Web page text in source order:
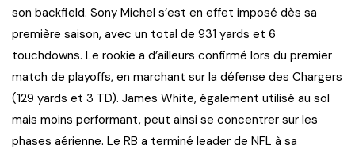
son backfield. Sony Michel s’est en effet imposé dès sa
première saison, avec un total de 931 yards et 6
touchdowns. Le rookie a d’ailleurs confirmé lors du premier
match de playoffs, en marchant sur la défense des Chargers
(129 yards et 3 TD). James White, également utilisé au sol
mais moins performant, peut ainsi se concentrer sur les
phases aérienne. Le RB a terminé leader de NFL à sa